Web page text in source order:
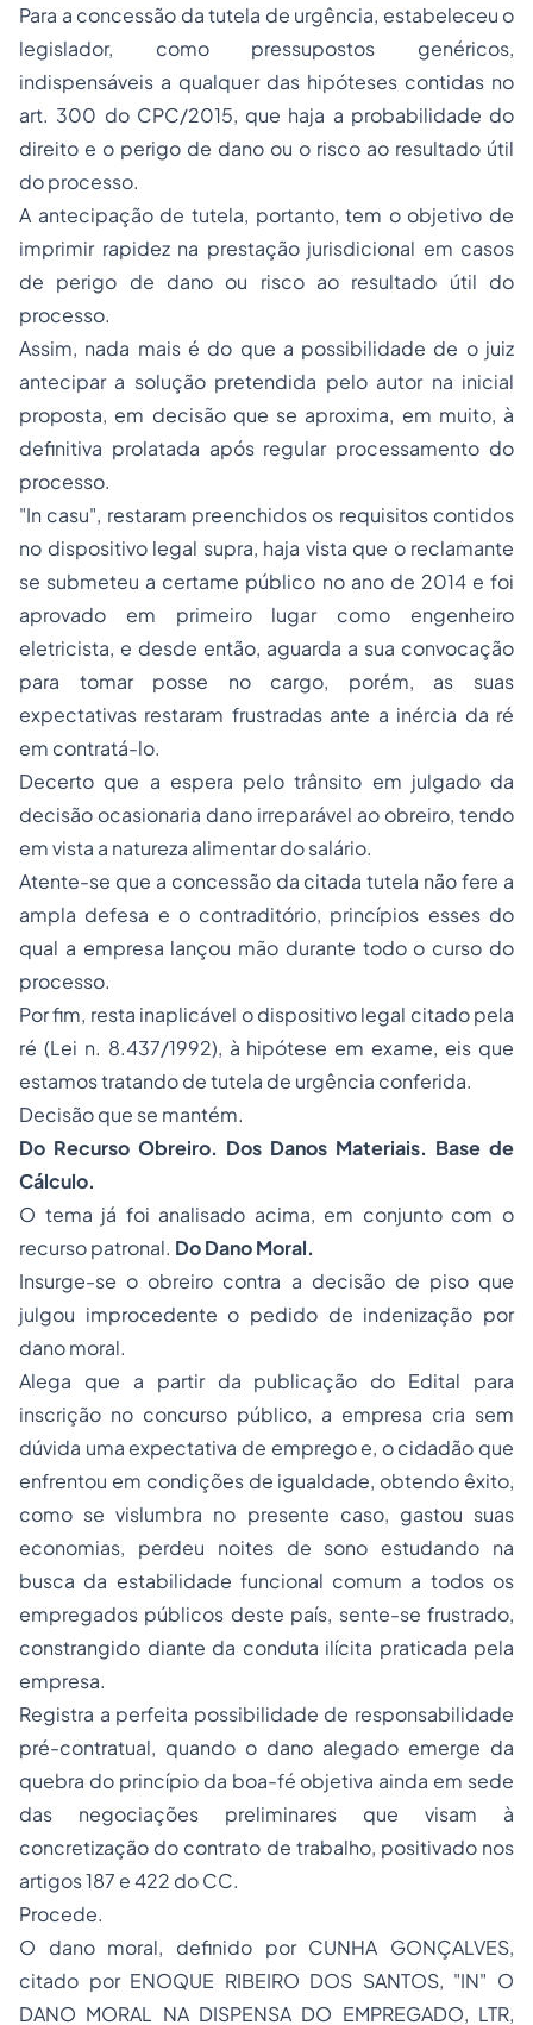
Para a concessão da tutela de urgência, estabeleceu o
legislador, como pressupostos genéricos,
indispensáveis a qualquer das hipóteses contidas no
art. 300 do CPC/2015, que haja a probabilidade do
direito e o perigo de dano ou o risco ao resultado útil
do processo.
A antecipação de tutela, portanto, tem o objetivo de
imprimir rapidez na prestação jurisdicional em casos
de perigo de dano ou risco ao resultado útil do
processo.
Assim, nada mais é do que a possibilidade de o juiz
antecipar a solução pretendida pelo autor na inicial
proposta, em decisão que se aproxima, em muito, à
definitiva prolatada após regular processamento do
processo.
"In casu", restaram preenchidos os requisitos contidos
no dispositivo legal supra, haja vista que o reclamante
se submeteu a certame público no ano de 2014 e foi
aprovado em primeiro lugar como engenheiro
eletricista, e desde então, aguarda a sua convocação
para tomar posse no cargo, porém, as suas
expectativas restaram frustradas ante a inércia da ré
em contratá-lo.
Decerto que a espera pelo trânsito em julgado da
decisão ocasionaria dano irreparável ao obreiro, tendo
em vista a natureza alimentar do salário.
Atente-se que a concessão da citada tutela não fere a
ampla defesa e o contraditório, princípios esses do
qual a empresa lançou mão durante todo o curso do
processo.
Por fim, resta inaplicável o dispositivo legal citado pela
ré (Lei n. 8.437/1992), à hipótese em exame, eis que
estamos tratando de tutela de urgência conferida.
Decisão que se mantém.
Do Recurso Obreiro. Dos Danos Materiais. Base de
Cálculo.
O tema já foi analisado acima, em conjunto com o
recurso patronal. Do Dano Moral.
Insurge-se o obreiro contra a decisão de piso que
julgou improcedente o pedido de indenização por
dano moral.
Alega que a partir da publicação do Edital para
inscrição no concurso público, a empresa cria sem
dúvida uma expectativa de emprego e, o cidadão que
enfrentou em condições de igualdade, obtendo êxito,
como se vislumbra no presente caso, gastou suas
economias, perdeu noites de sono estudando na
busca da estabilidade funcional comum a todos os
empregados públicos deste país, sente-se frustrado,
constrangido diante da conduta ilícita praticada pela
empresa.
Registra a perfeita possibilidade de responsabilidade
pré-contratual, quando o dano alegado emerge da
quebra do princípio da boa-fé objetiva ainda em sede
das negociações preliminares que visam à
concretização do contrato de trabalho, positivado nos
artigos 187 e 422 do CC.
Procede.
O dano moral, definido por CUNHA GONÇALVES,
citado por ENOQUE RIBEIRO DOS SANTOS, "IN" O
DANO MORAL NA DISPENSA DO EMPREGADO, LTR,